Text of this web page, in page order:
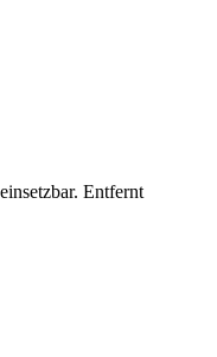
Entfernt